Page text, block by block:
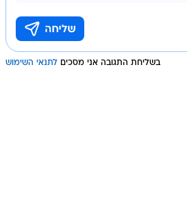
בשליחת התגובה אני מסכים לתנאי השימוש